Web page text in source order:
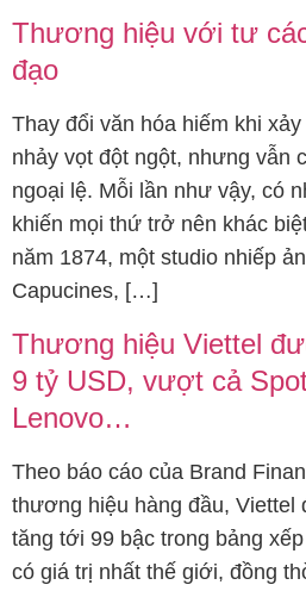
Thương hiệu với tư
đạo
Thay đổi văn hóa hiếm khi
nhảy vọt đột ngột, nhưng vẫn
ngoại lệ. Mỗi lần như vậy, có
khiến mọi thứ trở nên khác
năm 1874, một studio nhiếp
Capucines, […]
Thương hiệu Viettel
9 tỷ USD, vượt cả
Lenovo…
Theo báo cáo của Brand
thương hiệu hàng đầu, Viettel
tăng tới 99 bậc trong bảng
có giá trị nhất thế giới, đồng